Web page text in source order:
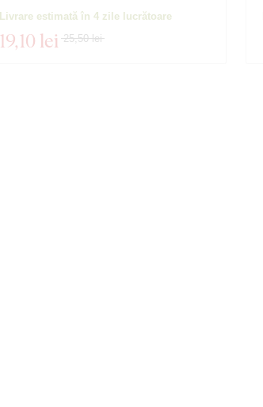
Livrare estimată în 4 zile lucrătoare
19,10 lei 25,50 lei